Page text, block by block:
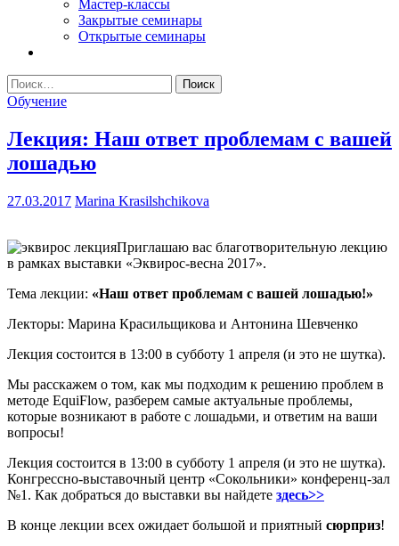
Мастер-классы
Закрытые семинары
Открытые семинары
Найти:
Обучение
Лекция: Наш ответ проблемам с вашей
лошадью
27.03.2017 Marina Krasilshchikova
Приглашаю вас благотворительную лекцию
в рамках выставки «Эквирос-весна 2017».
Тема лекции: «Наш ответ проблемам с вашей лошадью!»
Лекторы: Марина Красильщикова и Антонина Шевченко
Лекция состоится в 13:00 в субботу 1 апреля (и это не шутка).
Мы расскажем о том, как мы подходим к решению проблем в
методе EquiFlow, разберем самые актуальные проблемы,
которые возникают в работе с лошадьми, и ответим на ваши
вопросы!
Лекция состоится в 13:00 в субботу 1 апреля (и это не шутка).
Конгрессно-выставочный центр «Сокольники» конференц-зал
№1. Как добраться до выставки вы найдете здесь>>
В конце лекции всех ожидает большой и приятный сюрприз!